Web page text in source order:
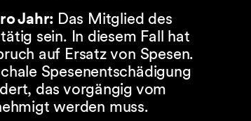
Jahr: Das Mitglied des
sein. In diesem Fall hat
auf Ersatz von Spesen.
Spesenentschädigung
das vorgängig vom
werden muss.